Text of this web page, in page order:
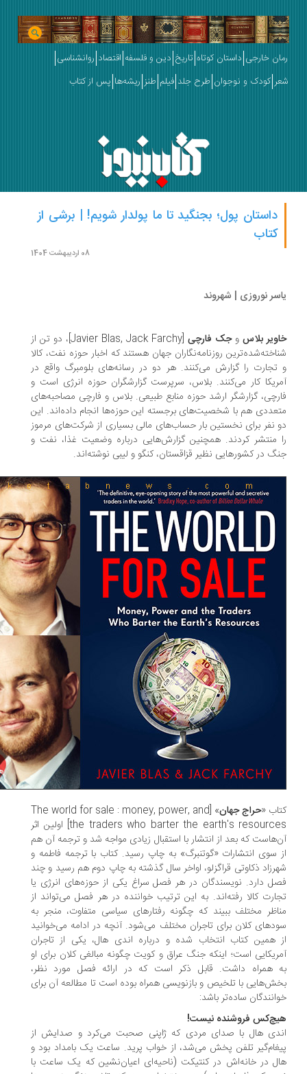
خارجی داستان کوتاه تاریخ دین و فلسفه اقتصاد روانشناسی
کودک و نوجوان طرح جلد فیلم طنز ریشه‌ها پس از کتاب
داستان پول؛ بجنگید تا ما پولدار شویم! | برشی از
نوروزی | شهروند
بلاسوجک فارچی
[Javier Blas, Jack Farchy]، دو تن از
روزنامه‌نگاران جهان هستند که اخبار حوزه نفت، کالا
را گزارش می‌کنند. هر دو در رسانه‌های بلومبرگ واقع در
کار می‌کنند. بلاس، سرپرست گزارشگران حوزه انرژی است و
گزارشگر ارشد حوزه منابع طبیعی. بلاس و فارچی مصاحبه‌های
هم با شخصیت‌های برجسته این حوزه‌ها انجام داده‌اند. این
نفر برای نخستین بار حساب‌های مالی بسیاری از شرکت‌های مرموز
منتشر کردند. همچنین گزارش‌هایی درباره وضعیت غذا، نفت و
در کشورهایی نظیر قزاقستان، کنگو و لیبی نوشته‌اند.
حراج جهان » [The world for sale : money, power, and
the traders who barter the earth's resources] اولین اثر
که بعد از انتشار با استقبال زیادی مواجه شد و ترجمه آن هم
سوی انتشارات «گوتنبرگ» به چاپ رسید. کتاب با ترجمه فاطمه و
ذکاوتی قراگزلو، اواخر سال گذشته به چاپ دوم هم رسید و چند
دارد. نویسندگان در هر فصل سراغ یکی از حوزه‌های انرژی یا
کالا رفته‌اند. به این ترتیب خواننده در هر فصل می‌تواند از
مختلف ببیند که چگونه رفتارهای سیاسی متفاوت، منجر به
کلان برای تاجران مختلف می‌شود. آنچه در ادامه می‌خوانید
همین کتاب انتخاب شده و درباره اندی هال، یکی از تاجران
است؛ اینکه جنگ عراق و کویت چگونه مبالغی کلان برای او
همراه داشت. قابل ذکر است که در ارائه فصل مورد نظر،
با تلخیص و بازنویسی همراه بوده است تا مطالعه آن برای
ساده‌تر باشد:
فروشنده نیست!
هال با صدای مردی که ژاپنی صحبت می‌کرد و صدایش از
تلفن پخش می‌شد، از خواب پرید. ساعت یک بامداد بود و
در خانه‌اش در کنتیکت (ناحیه‌ای اعیان‌نشین که یک ساعت با